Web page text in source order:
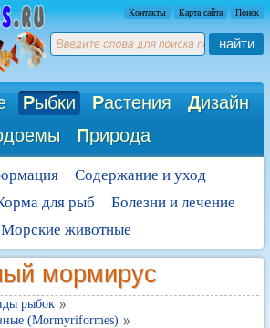
Контакты Карта сайта Поиск
найти
Рыбки Растения Дизайн
Природа
Содержание и уход
для рыб
Болезни и лечение
Морские животные
мормирус
рыбок
(Mormyriformes)